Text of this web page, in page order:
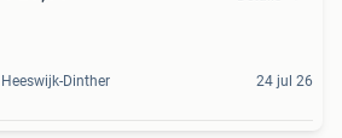
Heeswijk-Dinther 24 jul 26